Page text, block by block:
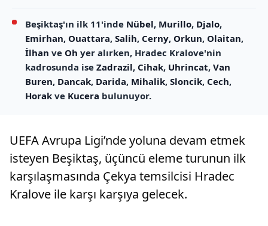
Beşiktaş'ın ilk 11'inde Nübel, Murillo, Djalo,
Emirhan, Ouattara, Salih, Cerny, Orkun, Olaitan,
İlhan ve Oh yer alırken, Hradec Kralove'nin
kadrosunda ise Zadrazil, Cihak, Uhrincat, Van
Buren, Dancak, Darida, Mihalik, Sloncik, Cech,
Horak ve Kucera bulunuyor.
UEFA Avrupa Ligi’nde yoluna devam etmek
isteyen Beşiktaş, üçüncü eleme turunun ilk
karşılaşmasında Çekya temsilcisi Hradec
Kralove ile karşı karşıya gelecek.